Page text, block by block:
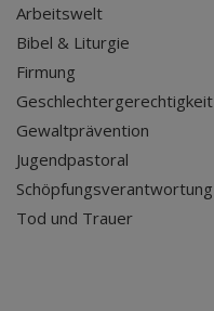
Arbeitswelt
Bibel & Liturgie
Firmung
Geschlechtergerechtigkeit
Gewaltprävention
Jugendpastoral
Schöpfungsverantwortung
Tod und Trauer